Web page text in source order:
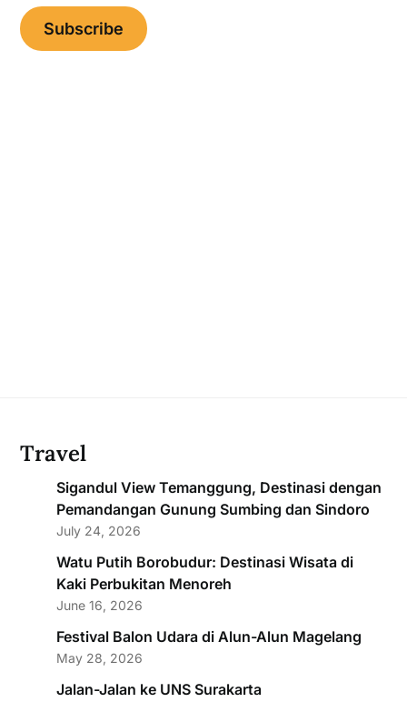
Subscribe
Travel
Sigandul View Temanggung, Destinasi dengan
Pemandangan Gunung Sumbing dan Sindoro
July 24, 2026
Watu Putih Borobudur: Destinasi Wisata di
Kaki Perbukitan Menoreh
June 16, 2026
Festival Balon Udara di Alun-Alun Magelang
May 28, 2026
Jalan-Jalan ke UNS Surakarta